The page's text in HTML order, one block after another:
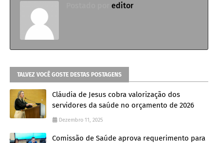
editor
TALVEZ VOCÊ GOSTE DESTAS POSTAGENS
Cláudia de Jesus cobra valorização dos
servidores da saúde no orçamento de 2026
Dezembro 11, 2025
Comissão de Saúde aprova requerimento para